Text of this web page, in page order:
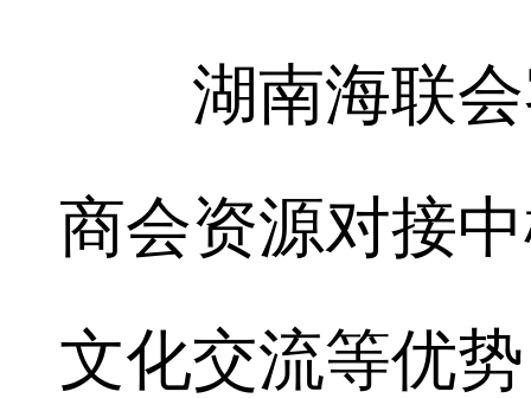
湖南海联会
商会资源对接
文化交流等优